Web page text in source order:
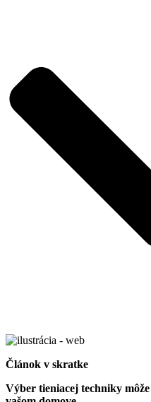
Článok v skratke
Výber tieniacej techniky